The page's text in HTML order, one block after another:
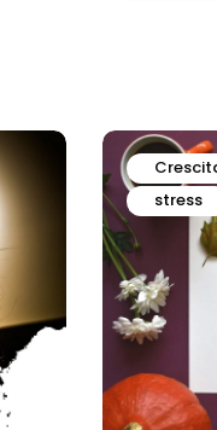
stress